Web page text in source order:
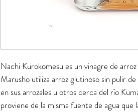
Nachi Kurokomesu es un vinagre de
Marusho utiliza arroz glutinoso sin pulir
en sus arrozales u otros cerca del río
proviene de la misma fuente de agua que